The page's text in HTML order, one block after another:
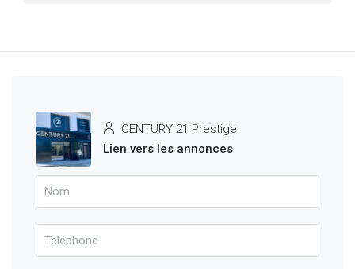
CENTURY 21 Prestige
Lien vers les annonces